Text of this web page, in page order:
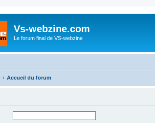
Vs-webzine.com
Le forum final de VS-webzine
Accueil du forum